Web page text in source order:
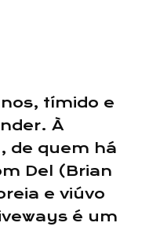
tímido e
À
de quem há
Del (Brian
e viúvo
é um